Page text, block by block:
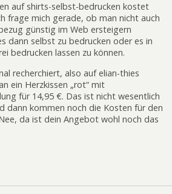
auf shirts-selbst-bedrucken kostet
frage mich gerade, ob man nicht auch
günstig im Web ersteigern
dann selbst zu bedrucken oder es in
bedrucken lassen zu können.
recherchiert, also auf elian-thies
ein Herzkissen „rot“ mit
für 14,95 €. Das ist nicht wesentlich
dann kommen noch die Kosten für den
da ist dein Angebot wohl noch das